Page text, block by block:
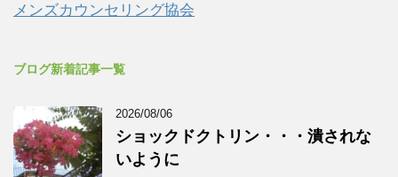
メンズカウンセリング協会
ブログ新着記事一覧
2026/08/06
ショックドクトリン・・・潰されな
いように